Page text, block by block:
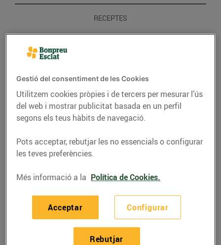
RECEPTES
Pollastre korma
13/de gener/2021
Ingredients per a 4 persones:
Gestió del consentiment de les Cookies
Utilitzem cookies pròpies i de tercers per mesurar l’ús
del web i mostrar publicitat basada en un perfil
segons els teus hàbits de navegació.
Pots acceptar, rebutjar les no essencials o configurar
les teves preferències.
Més informació a la Política de Cookies.
Configurar
Rebutjar
Acceptar